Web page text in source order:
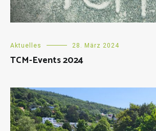
Aktuelles 28. März 2024
TCM-Events 2024